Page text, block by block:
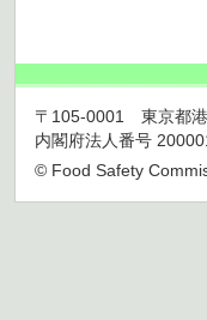
〒105-0001 東京都
内閣府法人番号
© Food Safety